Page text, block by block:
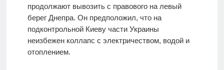
продолжают вывозить с правового на левый
берег Днепра. Он предположил, что на
подконтрольной Киеву части Украины
неизбежен коллапс с электричеством, водой и
отоплением.